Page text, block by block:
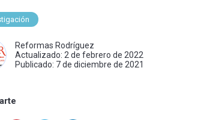
Reformas Rodríguez
Actualizado: 2 de febrero de 2022
Publicado: 7 de diciembre de 2021